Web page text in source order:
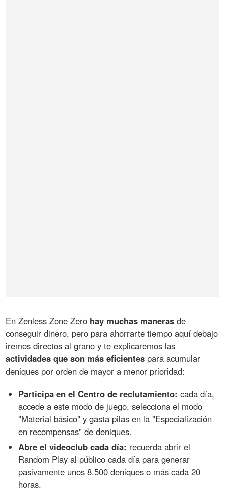
En Zenless Zone Zero hay muchas maneras de
conseguir dinero, pero para ahorrarte tiempo aquí debajo
iremos directos al grano y te explicaremos las
actividades que son más eficientes para acumular
deniques por orden de mayor a menor prioridad:
Participa en el Centro de reclutamiento: cada día,
accede a este modo de juego, selecciona el modo
"Material básico" y gasta pilas en la "Especialización
en recompensas" de deniques.
Abre el videoclub cada día: recuerda abrir el
Random Play al público cada día para generar
pasivamente unos 8.500 deniques o más cada 20
horas.